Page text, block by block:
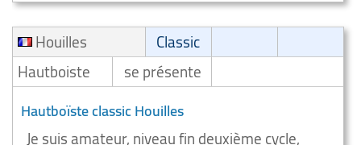
Houilles
Classic
Hautboiste
se présente
Hautboïste classic Houilles
Je suis amateur, niveau fin deuxième cycle,